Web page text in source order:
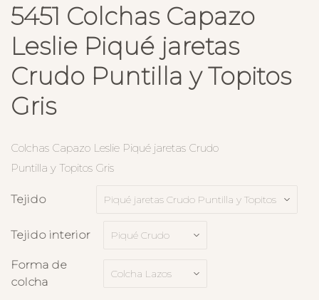
5451 Colchas Capazo
Leslie Piqué jaretas
Crudo Puntilla y Topitos
Gris
Colchas Capazo Leslie Piqué jaretas Crudo
Puntilla y Topitos Gris
Tejido
Tejido interior
Forma de
colcha